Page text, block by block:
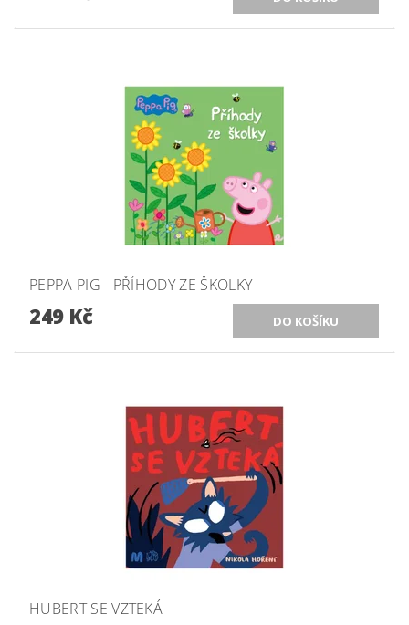
PEPPA PIG - PŘÍHODY ZE ŠKOLKY
249 Kč
HUBERT SE VZTEKÁ